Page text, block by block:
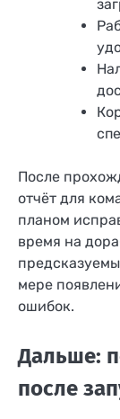
После
отчёт для
планом
время на
мере
ошибок.
Дальше:
после